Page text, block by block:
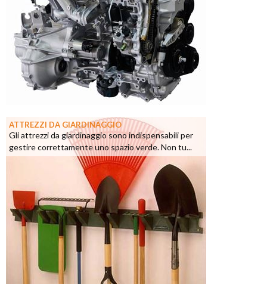
ATTREZZI DA GIARDINAGGIO
Gli attrezzi da giardinaggio sono indispensabili per
gestire correttamente uno spazio verde. Non tu...